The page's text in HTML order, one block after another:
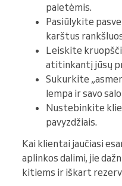
paletėmis.
Pasiūlykite
karštus
Leiskite
atitinkantį jūsų
Sukurkite
lempa ir savo
Nustebinkite
pavyzdžiais.
Kai klientai jaučiasi
aplinkos dalimi, jie
kitiems ir iškart